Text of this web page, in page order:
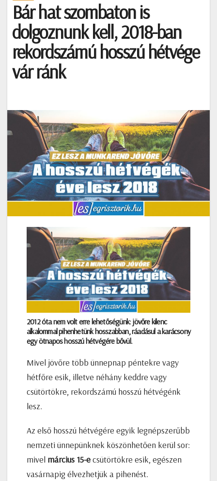
Bár hat szombaton is
dolgoznunk kell, 2018-ban
rekordszámú hosszú hétvége
vár ránk
2012 óta nem volt erre lehetőségünk: jövőre kilenc
alkalommal pihenhetünk hosszabban, ráadásul a karácsony
egy ötnapos hosszú hétvégére bővül.
Mivel jövőre több ünnepnap péntekre vagy
hétfőre esik, illetve néhány keddre vagy
csütörtökre, rekordszámú hosszú hétvégénk
lesz.
Az első hosszú hétvégére egyik legnépszerűbb
nemzeti ünnepünknek köszönhetően kerül sor:
mivel március 15-ecsütörtökre esik, egészen
vasárnapig élvezhetjük a pihenést.